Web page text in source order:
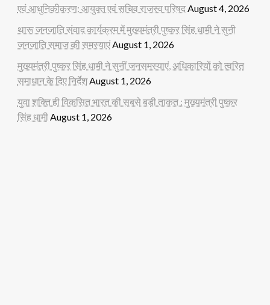
एवं आधुनिकीकरण: आयुक्त एवं सचिव राजस्व परिषदAugust 4, 2026
थारू जनजाति संवाद कार्यक्रम में मुख्यमंत्री पुष्कर सिंह धामी ने सुनी
जनजाति समाज की समस्याएंAugust 1, 2026
मुख्यमंत्री पुष्कर सिंह धामी ने सुनीं जनसमस्याएं, अधिकारियों को त्वरित
समाधान के दिए निर्देशAugust 1, 2026
युवा शक्ति ही विकसित भारत की सबसे बड़ी ताकत : मुख्यमंत्री पुष्कर
सिंह धामीAugust 1, 2026